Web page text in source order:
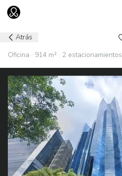
Ir al home
Atrás
Oficina · 914 m² · 2 estacionamientos